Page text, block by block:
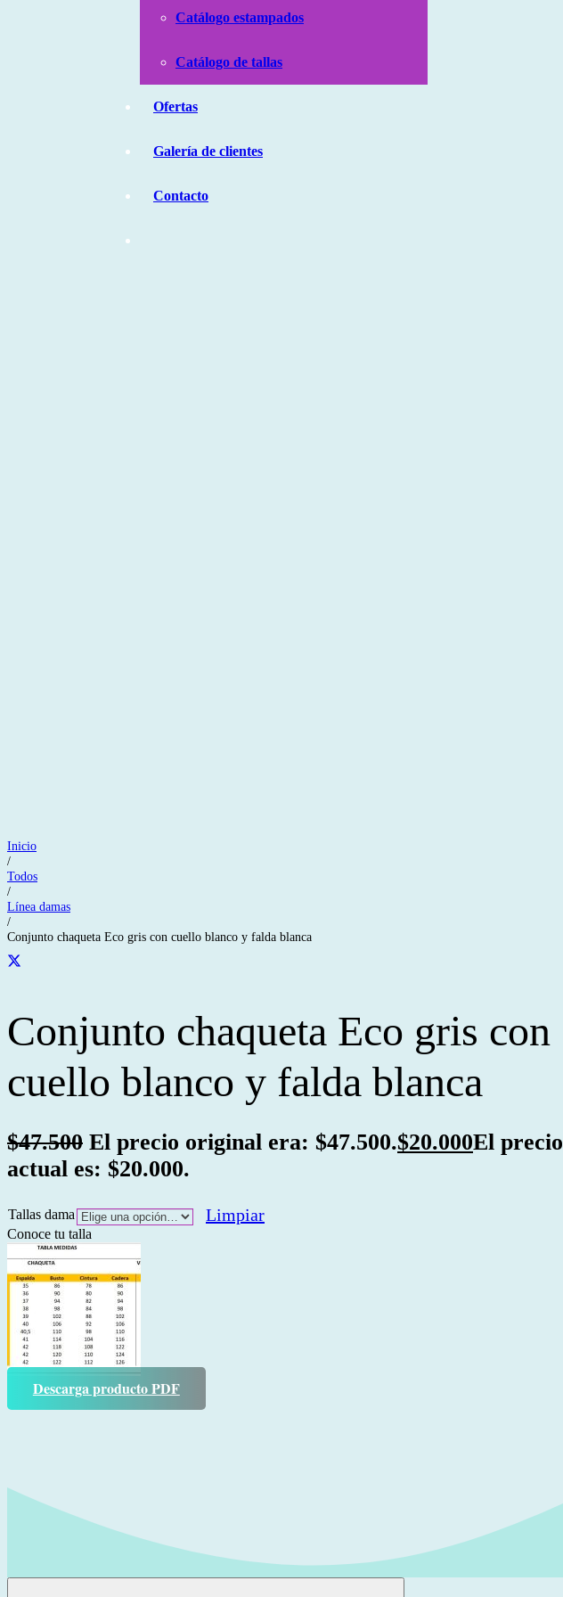
Catálogo estampados
Catálogo de tallas
Ofertas
Galería de clientes
Contacto
Inicio
/
Todos
/
Línea damas
/
Conjunto chaqueta Eco gris con cuello blanco y falda blanca
Conjunto chaqueta Eco gris con
cuello blanco y falda blanca
$47.500 El precio original era: $47.500.$20.000El precio
actual es: $20.000.
Tallas dama Limpiar
Conoce tu talla
Descarga producto PDF